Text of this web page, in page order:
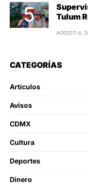
Tulum
AGOSTO 6,
CATEGORÍAS
Artículos
Avisos
CDMX
Cultura
Deportes
Dinero